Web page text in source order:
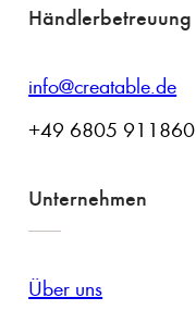
Händlerbetreuung
info@creatable.de
+49 6805 911860
Unternehmen
Über uns